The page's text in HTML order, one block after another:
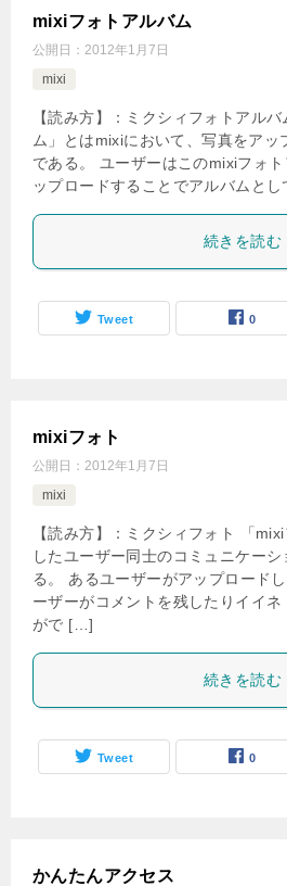
mixiフォトアルバム
公開日： 2012年1月7日
mixi
【読み方】：ミクシィフォトアル
ム」とはmixiにおいて、写真をアッ
である。 ユーザーはこのmixiフォ
ップロードすることでアルバムと
続きを読む
Tweet 0
mixiフォト
公開日： 2012年1月7日
mixi
【読み方】：ミクシィフォト 「
したユーザー同士のコミュニケー
る。 あるユーザーがアップロード
ーザーがコメントを残したりイイネ
がで […]
続きを読む
Tweet 0
かんたんアクセス